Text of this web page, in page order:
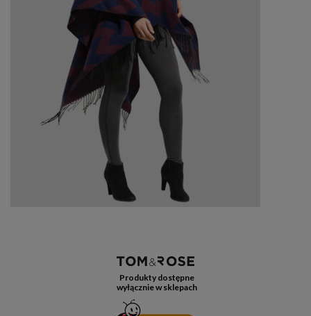
Produkty dostępne
wyłącznie w sklepach